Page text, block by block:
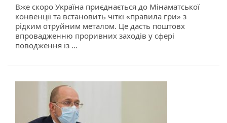
Вже скоро Україна приєднається до Мінаматської
конвенції та встановить чіткі «правила гри» з
рідким отруйним металом. Це дасть поштовх
впровадженню проривних заходів у сфері
поводження із ...